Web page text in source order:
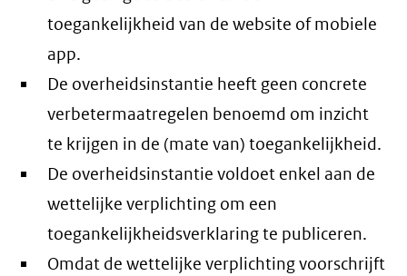
toegankelijkheid van de website of mobiele
app.
De overheidsinstantie heeft geen concrete
verbetermaatregelen benoemd om inzicht
te krijgen in de (mate van) toegankelijkheid.
De overheidsinstantie voldoet enkel aan de
wettelijke verplichting om een
toegankelijkheidsverklaring te publiceren.
Omdat de wettelijke verplichting voorschrijft